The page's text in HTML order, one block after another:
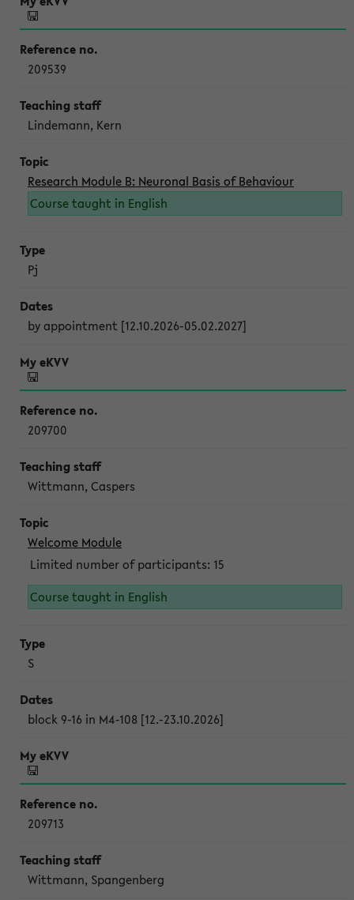
209539
Lindemann, Kern
Research Module B: Neuronal Basis of Behaviour
Course taught in English
Pj
by appointment [12.10.2026-05.02.2027]
209700
Wittmann, Caspers
Welcome Module
Limited number of participants: 15
Course taught in English
S
block 9-16 in M4-108 [12.-23.10.2026]
209713
Wittmann, Spangenberg